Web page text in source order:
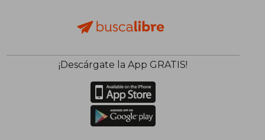
$ 40.82 45%
¡Descárgate la App GRATIS!